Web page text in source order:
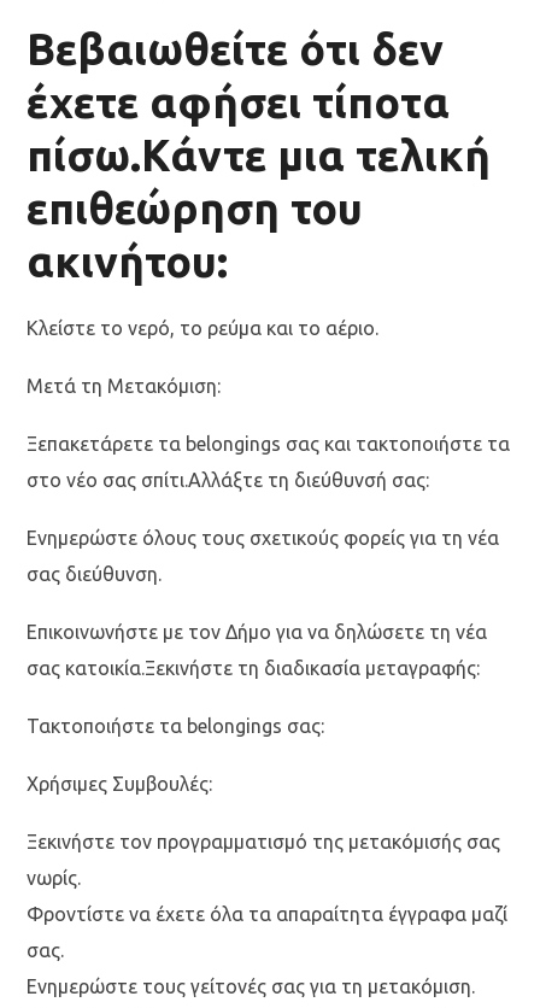
Βεβαιωθείτε ότι δεν
έχετε αφήσει τίποτα
πίσω.Κάντε μια τελική
επιθεώρηση του
ακινήτου:
Κλείστε το νερό, το ρεύμα και το αέριο.
Μετά τη Μετακόμιση:
Ξεπακετάρετε τα belongings σας και τακτοποιήστε τα
στο νέο σας σπίτι.Αλλάξτε τη διεύθυνσή σας:
Ενημερώστε όλους τους σχετικούς φορείς για τη νέα
σας διεύθυνση.
Επικοινωνήστε με τον Δήμο για να δηλώσετε τη νέα
σας κατοικία.Ξεκινήστε τη διαδικασία μεταγραφής:
Τακτοποιήστε τα belongings σας:
Χρήσιμες Συμβουλές:
Ξεκινήστε τον προγραμματισμό της μετακόμισής σας
νωρίς.
Φροντίστε να έχετε όλα τα απαραίτητα έγγραφα μαζί
σας.
Ενημερώστε τους γείτονές σας για τη μετακόμιση.